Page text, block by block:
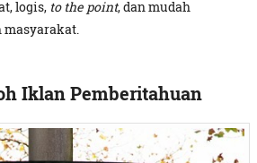
logis, to the point, dan mudah
Iklan Pemberitahuan